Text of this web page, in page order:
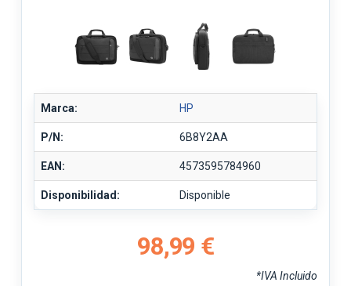
Marca: HP
P/N: 6B8Y2AA
EAN: 4573595784960
Disponibilidad: Disponible
98,99 €
*IVA Incluido